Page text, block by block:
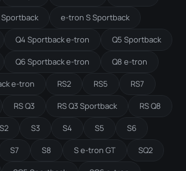
e-tron S Sportback
Q4 Sportback e-tron Q5 Sportback
Q6 Sportback e-tron Q8 e-tron
e-tron RS2 RS5 RS7
RS Q3 RS Q3 Sportback RS Q8
S2 S3 S4 S5 S6
S7 S8 S e-tron GT SQ2